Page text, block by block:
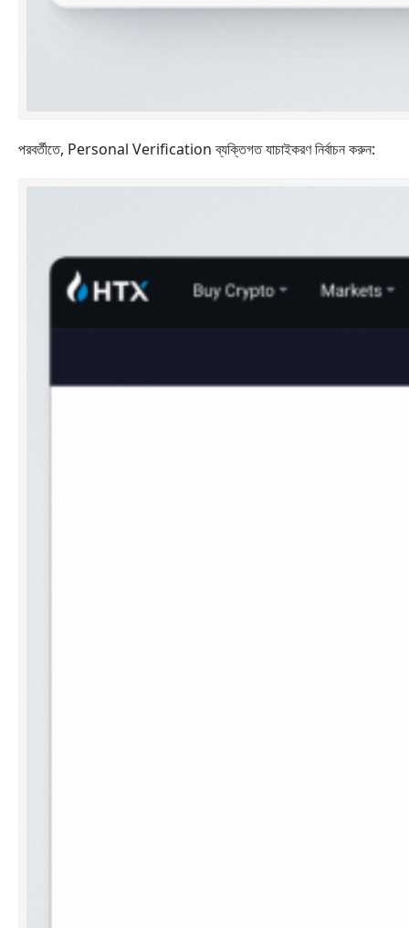
পরবর্তীতে, Personal Verification ব্যক্তিগত যাচাইকরণ নির্বাচন করুন: